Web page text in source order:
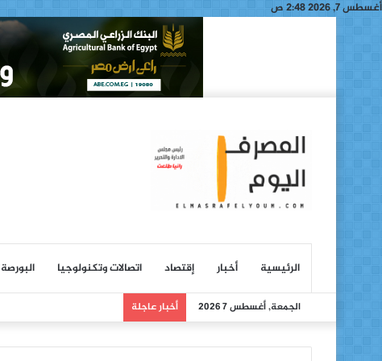
أغسطس 7, 2026 2:48 ص
الرئيسية أخبار إقتصاد اتصالات وتكنولوجيا البورصة
الجمعة, أغسطس 7 2026 أخبار عاجلة